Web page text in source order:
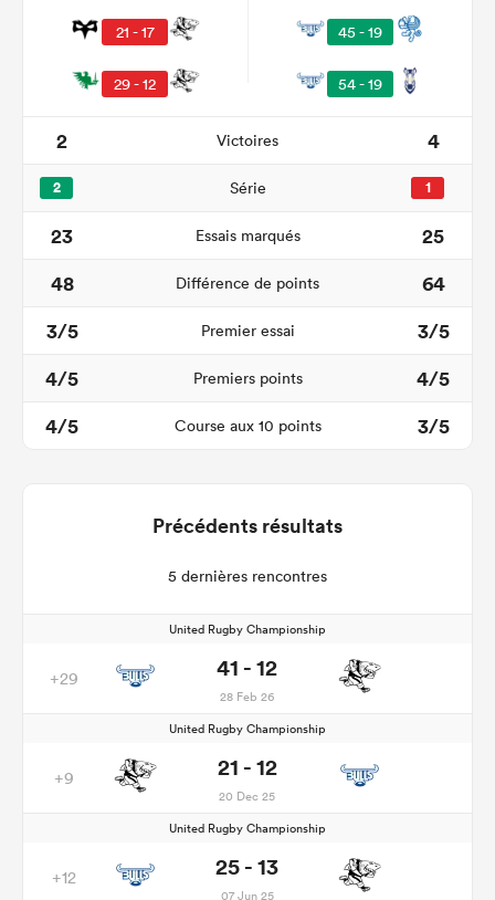
21 - 17
29 - 12
45 - 19
54 - 19
2 Victoires 4
2 Série 1
23 Essais marqués
25
48
Différence de points
64
3/5
Premier essai
3/5
4/5
Premiers points
4/5
4/5
Course aux 10 points 3/5
Précédents résultats
5 dernières rencontres
United Rugby Championship
+29 41 - 12
28 Feb 26
United Rugby Championship
+9 21 - 12
20 Dec 25
United Rugby Championship
+12 25 - 13
07 Jun 25